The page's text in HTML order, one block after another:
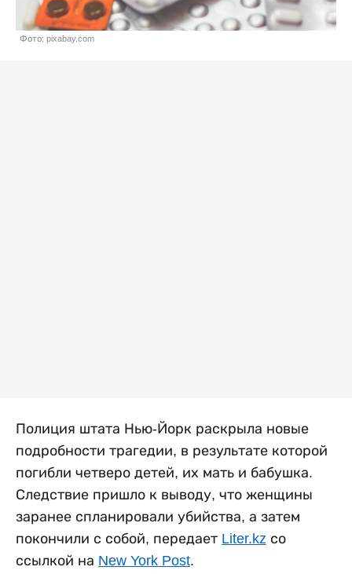
Фото: pixabay.com
Полиция штата Нью-Йорк раскрыла новые
подробности трагедии, в результате которой
погибли четверо детей, их мать и бабушка.
Следствие пришло к выводу, что женщины
заранее спланировали убийства, а затем
покончили с собой, передает Liter.kz со
ссылкой на New York Post.